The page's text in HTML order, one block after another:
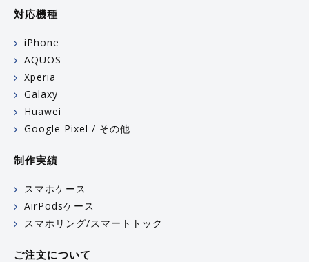
対応機種
iPhone
AQUOS
Xperia
Galaxy
Huawei
Google Pixel / その他
制作実績
スマホケース
AirPodsケース
スマホリング/スマートトック
ご注文について